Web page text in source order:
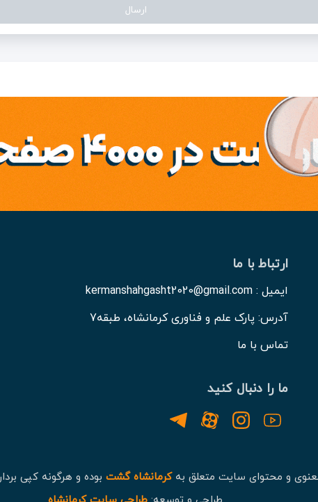
ارتباط با ما
ایمیل : kermanshahgasht2020@gmail.com
آدرس: پارک علم و فناوری کرمانشاه، طبقه7
تماس با ما
ما را دنبال کنید
و محتوای سایت متعلق بهکرمانشاه گشت بوده و هرگونه کپی